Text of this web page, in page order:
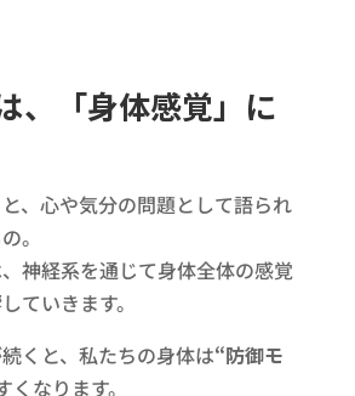
、「身体感覚」に
、心や気分の問題として語られ
。
神経系を通じて身体全体の感覚
ていきます。
くと、私たちの身体は“防御モ
くなります。